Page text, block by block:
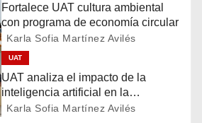
Fortalece UAT cultura ambiental
con programa de economía circular
Karla Sofia Martínez Avilés
UAT
UAT analiza el impacto de la
inteligencia artificial en la
educación
Karla Sofia Martínez Avilés